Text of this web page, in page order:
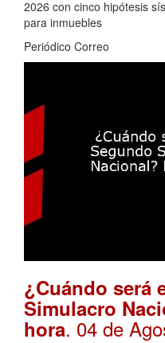
2026 con cinco hipótesis
para inmuebles
Periódico Correo
¿Cuándo será
Simulacro
hora. 04 de